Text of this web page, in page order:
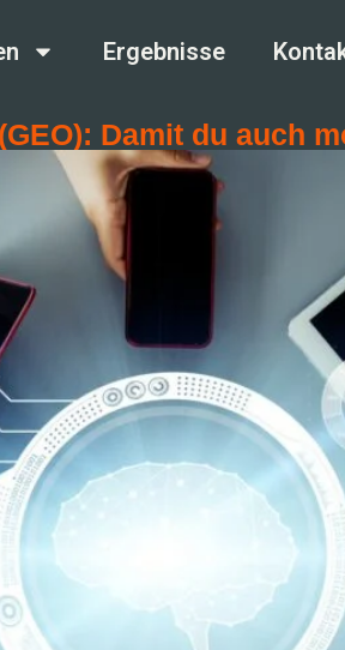
Ergebnisse
Damit du auch